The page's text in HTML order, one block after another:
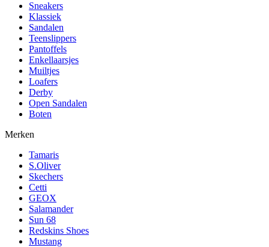
Sneakers
Klassiek
Sandalen
Teenslippers
Pantoffels
Enkellaarsjes
Muiltjes
Loafers
Derby
Open Sandalen
Boten
Merken
Tamaris
S.Oliver
Skechers
Cetti
GEOX
Salamander
Sun 68
Redskins Shoes
Mustang